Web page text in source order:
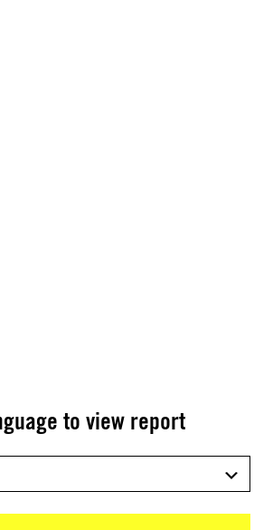
to view report